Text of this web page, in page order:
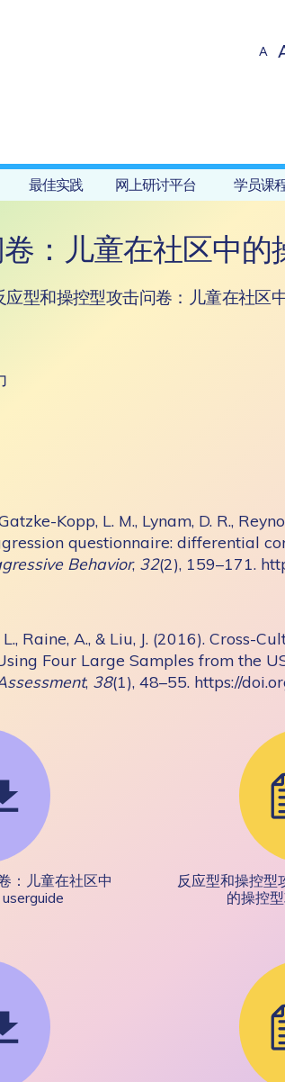
A
最佳实践 网上研讨平台 学员课
：儿童在社区中的
应型和操控型攻击问卷：儿童在社区
Kopp, L. M., Lynam, D. R.,
questionnaire: differential
Behavior, 32(2), 159–171.
Raine, A., & Liu, J. (2016).
Four Large Samples from the
, 38(1), 48–55. https://
：儿童在社区中
反应型和操控型
的操控